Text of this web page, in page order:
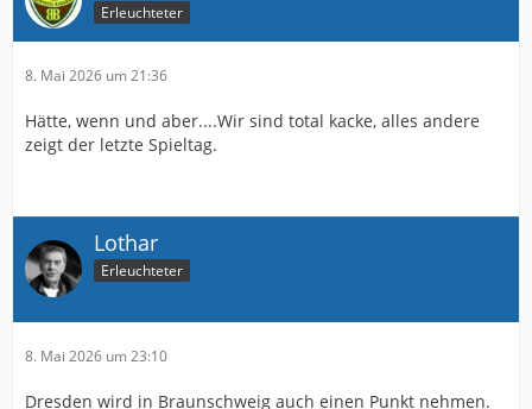
Erleuchteter
8. Mai 2026 um 21:36
Hätte, wenn und aber....Wir sind total kacke, alles andere
zeigt der letzte Spieltag.
Lothar
Erleuchteter
8. Mai 2026 um 23:10
Dresden wird in Braunschweig auch einen Punkt nehmen.